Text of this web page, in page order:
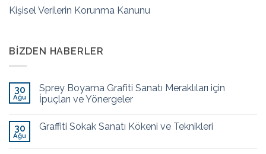
Kişisel Verilerin Korunma Kanunu
BIZDEN HABERLER
30
Ağu
Sprey Boyama Grafiti Sanatı Meraklıları için
İpuçları ve Yönergeler
30
Ağu
Graffiti Sokak Sanatı Kökeni ve Teknikleri